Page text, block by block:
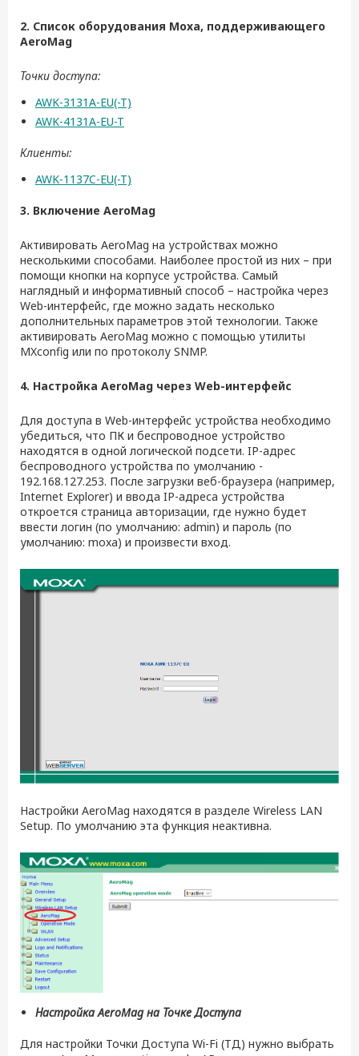
2. Список оборудования Moxa, поддерживающего
AeroMag
Точки доступа:
AWK-3131A-EU(-T)
AWK-4131A-EU-T
Клиенты:
AWK-1137C-EU(-T)
3. Включение AeroMag
Активировать AeroMag на устройствах можно
несколькими способами. Наиболее простой из них – при
помощи кнопки на корпусе устройства. Самый
наглядный и информативный способ – настройка через
Web-интерфейс, где можно задать несколько
дополнительных параметров этой технологии. Также
активировать AeroMag можно с помощью утилиты
MXconfig или по протоколу SNMP.
4. Настройка AeroMag через Web-интерфейс
Для доступа в Web-интерфейс устройства необходимо
убедиться, что ПК и беспроводное устройство
находятся в одной логической подсети. IP-адрес
беспроводного устройства по умолчанию -
192.168.127.253. После загрузки веб-браузера (например,
Internet Explorer) и ввода IP-адреса устройства
откроется страница авторизации, где нужно будет
ввести логин (по умолчанию: admin) и пароль (по
умолчанию: moxa) и произвести вход.
Настройки AeroMag находятся в разделе Wireless LAN
Setup. По умолчанию эта функция неактивна.
Настройка AeroMag на Точке Доступа
Для настройки Точки Доступа Wi-Fi (ТД) нужно выбрать